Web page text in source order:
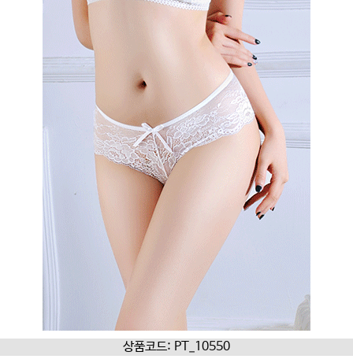
상품코드: PT_10550